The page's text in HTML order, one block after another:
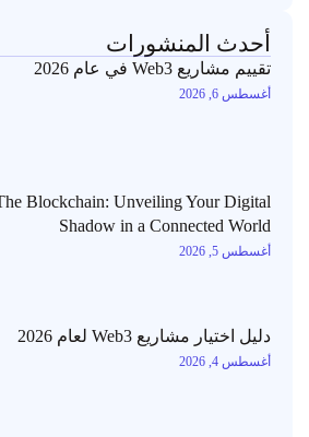
أحدث المنشورات
تقييم مشاريع Web3 في عام 2026
أغسطس 6, 2026
The Blockchain: Unveiling Your Digital
Shadow in a Connected World
أغسطس 5, 2026
دليل اختيار مشاريع Web3 لعام 2026
أغسطس 4, 2026